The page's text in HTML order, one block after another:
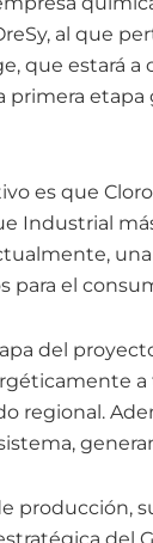
al que
que estará
primera etapa
es que
Industrial
para el
del
regional.
producción,